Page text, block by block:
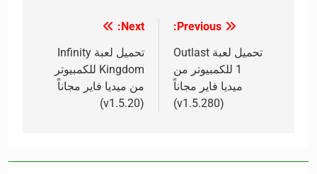
المقالات
Previous:
تحميل لعبة Outlast
1 للكمبيوتر من
ميديا فاير مجاناً
(v1.5.280)
Next:
تحميل لعبة Infinity
Kingdom للكمبيوتر
من ميديا فاير مجاناً
(v1.5.20)